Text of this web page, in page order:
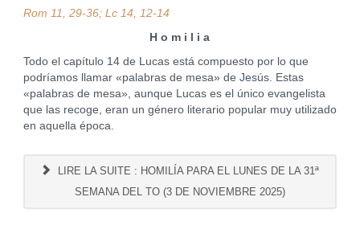
Rom 11, 29-36; Lc 14, 12-14
H o m i l i a
Todo el capítulo 14 de Lucas está compuesto por lo que
podríamos llamar «palabras de mesa» de Jesús. Estas
«palabras de mesa», aunque Lucas es el único evangelista
que las recoge, eran un género literario popular muy utilizado
en aquella época.
LIRE LA SUITE : HOMILÍA PARA EL LUNES DE LA 31ª
SEMANA DEL TO (3 DE NOVIEMBRE 2025)